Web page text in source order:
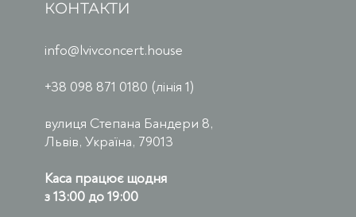
КОНТАКТИ
info@lvivconcert.house
+38 098 871 0180 (лінія 1)
вулиця Степана Бандери 8,
Львів, Україна, 79013
Каса працює щодня
з 13:00 до 19:00